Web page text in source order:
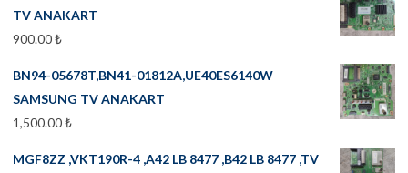
TV ANAKART
900.00₺
BN94-05678T,BN41-01812A,UE40ES6140W
SAMSUNG TV ANAKART
1,500.00₺
MGF8ZZ ,VKT190R-4 ,A42 LB 8477 ,B42 LB 8477 ,TV